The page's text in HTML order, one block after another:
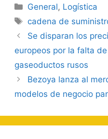
Categorías
General, Logística
Etiquetas
cadena de
Navegación
de
entradas
Se disparan los
europeos por la falta
gaseoductos rusos
Bezoya lanza al
modelos de negocio